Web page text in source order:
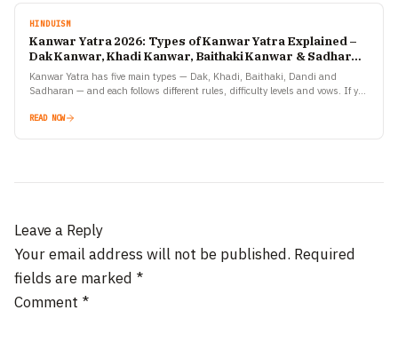
HINDUISM
Kanwar Yatra 2026: Types of Kanwar Yatra Explained –
Dak Kanwar, Khadi Kanwar, Baithaki Kanwar & Sadharan
Kanwar
Kanwar Yatra has five main types — Dak, Khadi, Baithaki, Dandi and
Sadharan — and each follows different rules, difficulty levels and vows. If you
READ NOW
Leave a Reply
Your email address will not be published. Required
fields are marked *
Comment *